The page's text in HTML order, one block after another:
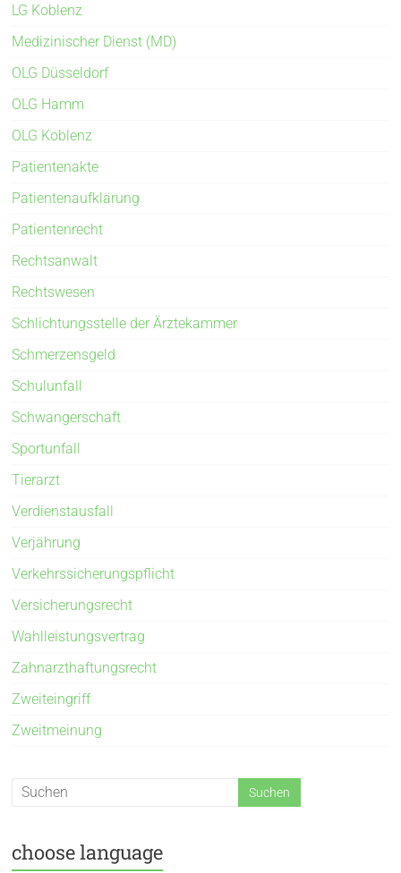
LG Koblenz
Medizinischer Dienst (MD)
OLG Düsseldorf
OLG Hamm
OLG Koblenz
Patientenakte
Patientenaufklärung
Patientenrecht
Rechtsanwalt
Rechtswesen
Schlichtungsstelle der Ärztekammer
Schmerzensgeld
Schulunfall
Schwangerschaft
Sportunfall
Tierarzt
Verdienstausfall
Verjährung
Verkehrssicherungspflicht
Versicherungsrecht
Wahlleistungsvertrag
Zahnarzthaftungsrecht
Zweiteingriff
Zweitmeinung
choose language